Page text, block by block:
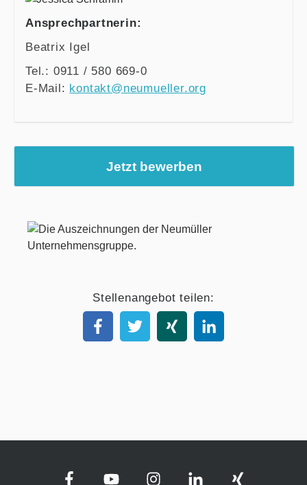
Ansprechpartnerin:
Beatrix Igel
Tel.: 0911 / 580 669-0
E-Mail: kontakt@neumueller.org
Jetzt bewerben
Stellenangebot teilen: